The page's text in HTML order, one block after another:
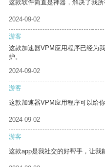
这款软件简直是神器，解决了我所
2024-09-02
游客
这款加速器VPM应用程序已经为
护。
2024-09-02
游客
这款加速器VPM应用程序可以给
2024-09-02
游客
这款app是我社交的好帮手，让我